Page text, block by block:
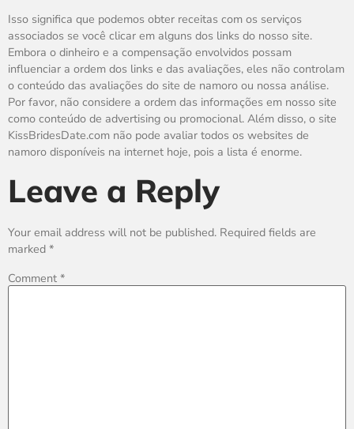
Isso significa que podemos obter receitas com os serviços
associados se você clicar em alguns dos links do nosso site.
Embora o dinheiro e a compensação envolvidos possam
influenciar a ordem dos links e das avaliações, eles não controlam
o conteúdo das avaliações do site de namoro ou nossa análise.
Por favor, não considere a ordem das informações em nosso site
como conteúdo de advertising ou promocional. Além disso, o site
KissBridesDate.com não pode avaliar todos os websites de
namoro disponíveis na internet hoje, pois a lista é enorme.
Leave a Reply
Your email address will not be published. Required fields are
marked *
Comment *